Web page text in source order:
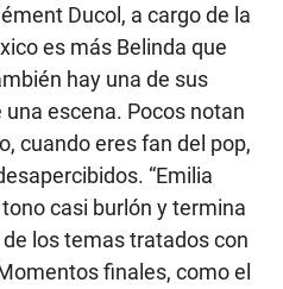
Ducol, a cargo de la
es más Belinda que
hay una de sus
escena. Pocos notan
cuando eres fan del pop,
“Emilia
casi burlón y termina
los temas tratados con
finales, como el